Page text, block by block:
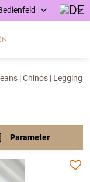
| Chinos | Leggings
Parameter